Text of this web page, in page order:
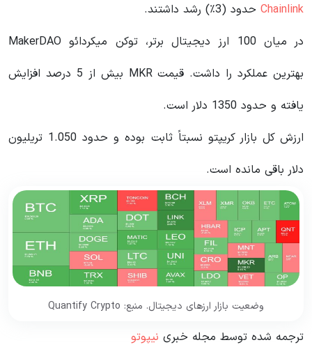
Chainlink حدود (3٪) رشد داشتند.
در میان 100 ارز دیجیتال برتر، توکن میکردائو MakerDAO
بهترین عملکرد را داشت. قیمت MKR بیش از 5 درصد افزایش
یافته و حدود 1350 دلار است.
ارزش کل بازار کریپتو نسبتاً ثابت بوده و حدود 1.050 تریلیون
دلار باقی مانده است.
وضعیت بازار ارزهای دیجیتال. منبع: Quantify Crypto
ترجمه شده توسط مجله خبری نیپوتو